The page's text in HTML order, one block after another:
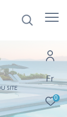
Fr
0
SITE